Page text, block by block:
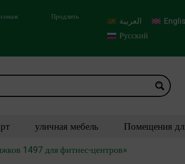
Продлить العربية
Русский
уличная мебель Помещения
1497 для фитнес-центров»